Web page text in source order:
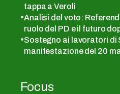
tappa a Veroli
Analisi del voto:
ruolo del PD e il futuro
Sostegno ai lavoratori di
manifestazione del 20
Focus